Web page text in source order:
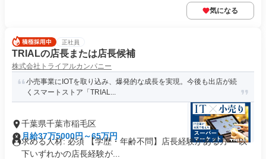
気になる
正社員
TRIALの店長または店長候補
株式会社トライアルカンパニー
小売事業にIOTを取り込み、爆発的な成長を実現。今後も出店が続
くスマートストア「TRIAL...
千葉県千葉市稲毛区
月給37万5000円～65万円
求める人材: 必須 【学歴・年齢不問】店長経験がある方 ～以
下いずれかの店長経験が...